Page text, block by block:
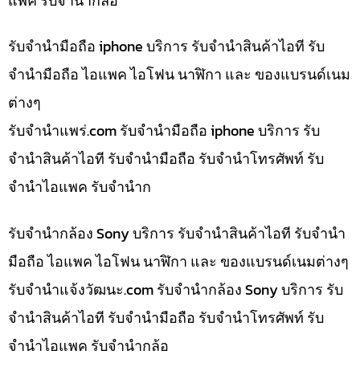
รับจำนำมือถือ iphone บริการ รับจำนำสินค้าไอที รับ
จำนำมือถือ ไอแพค ไอโฟน นาฬิกา และ ของแบรนด์เนม
ต่างๆ
รับจํานําแพร่.com รับจำนำมือถือ iphone บริการ รับ
จำนำสินค้าไอที รับจำนำมือถือ รับจำนำโทรศัพท์ รับ
จำนำไอแพค รับจำนำก
รับจำนำกล้อง Sony บริการ รับจำนำสินค้าไอที รับจำนำ
มือถือ ไอแพค ไอโฟน นาฬิกา และ ของแบรนด์เนมต่างๆ
รับจํานําแจ้งวัฒนะ.com รับจำนำกล้อง Sony บริการ รับ
จำนำสินค้าไอที รับจำนำมือถือ รับจำนำโทรศัพท์ รับ
จำนำไอแพค รับจำนำกล้อ